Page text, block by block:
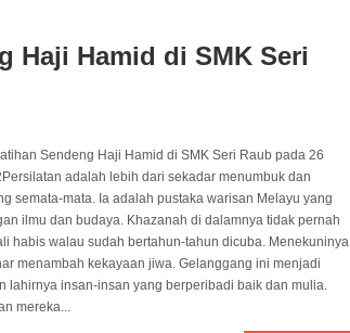
Haji Hamid di SMK Seri
Sendeng Haji Hamid di SMK Seri Raub pada 26
adalah lebih dari sekadar menumbuk dan
semata-mata. Ia adalah pustaka warisan Melayu yang
ilmu dan budaya. Khazanah di dalamnya tidak pernah
habis walau sudah bertahun-tahun dicuba. Menekuninya
menambah kekayaan jiwa. Gelanggang ini menjadi
lahirnya insan-insan yang berperibadi baik dan mulia.
mereka...